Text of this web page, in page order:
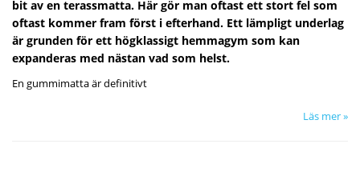
bit av en terassmatta. Här gör man oftast ett stort fel som
oftast kommer fram först i efterhand. Ett lämpligt underlag
är grunden för ett högklassigt hemmagym som kan
expanderas med nästan vad som helst.
En gummimatta är definitivt
Läs mer »